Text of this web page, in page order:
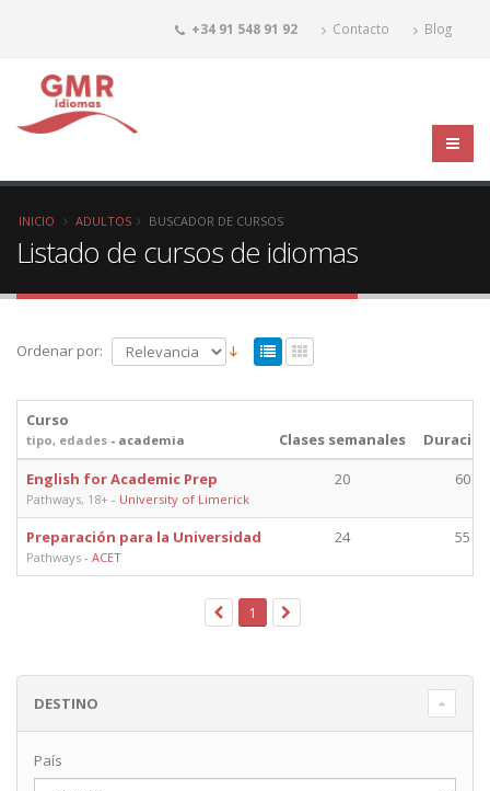
+34 91 548 91 92 Contacto Blog
INICIO ADULTOS BUSCADOR DE CURSOS
Listado de cursos de idiomas
Ordenar por:
Curso
tipo, edades - academia Clases semanales
English for Academic Prep
Pathways, 18+ - University of Limerick
20 60
Preparación para la Universidad
Pathways - ACET
24 55
1
DESTINO
País